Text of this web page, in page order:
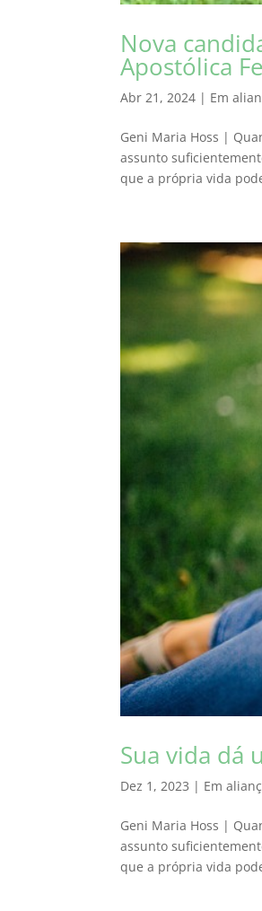
Nova
Apostólica
Abr 21, 2024 | Em
Geni Maria Hoss |
assunto
que a própria vida
Sua vida dá
Dez 1, 2023 | Em
Geni Maria Hoss |
assunto
que a própria vida